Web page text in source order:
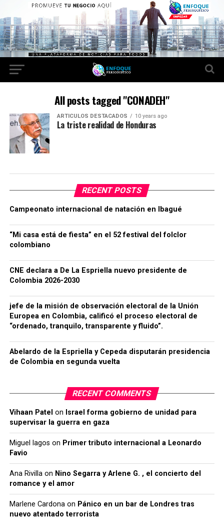
All posts tagged "CONADEH"
ARTICULOS DESTACADOS 10 years ago
La triste realidad de Honduras
RECENT POSTS
Campeonato internacional de natación en Ibagué
“Mi casa está de fiesta” en el 52 festival del folclor
colombiano
CNE declara a De La Espriella nuevo presidente de
Colombia 2026-2030
jefe de la misión de observación electoral de la Unión
Europea en Colombia, calificó el proceso electoral de
“ordenado, tranquilo, transparente y fluido”.
Abelardo de la Espriella y Cepeda disputarán presidencia
de Colombia en segunda vuelta
RECENT COMMENTS
Vihaan Patel on Israel forma gobierno de unidad para
supervisar la guerra en gaza
Miguel lagos on Primer tributo internacional a Leonardo
Favio
Ana Rivillaon Nino Segarra y Arlene G. , el concierto del
romance y el amor
Marlene Cardonaon Pánico en un bar de Londres tras
nuevo atentado terrorista